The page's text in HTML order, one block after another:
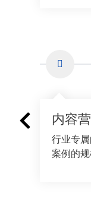
内容
行业专
案例的规